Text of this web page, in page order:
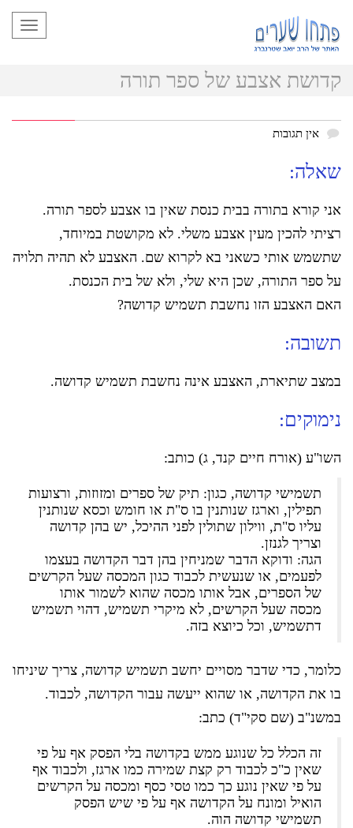
קדושת אצבע של ספר תורה
אין תגובות
שאלה:
אני קורא בתורה בבית כנסת שאין בו אצבע לספר תורה.
רציתי להכין מעין אצבע משלי. לא מקושטת במיוחד,
שתשמש אותי כשאני בא לקרוא שם. האצבע לא תהיה תלויה
על ספר התורה, שכן היא שלי, ולא של בית הכנסת.
האם האצבע הזו נחשבת תשמיש קדושה?
תשובה:
במצב שתיארת, האצבע אינה נחשבת תשמיש קדושה.
נימוקים:
השו"ע (אורח חיים קנד, ג) כותב:
תשמישי קדושה, כגון: תיק של ספרים ומזוזות, ורצועות
תפילין, וארגז שנותנין בו ס"ת או חומש וכסא שנותנין
עליו ס"ת, ווילון שתולין לפני ההיכל, יש בהן קדושה
וצריך לגנזן.
הגה: ודוקא הדבר שמניחין בהן דבר הקדושה בעצמו
לפעמים, או שנעשית לכבוד כגון המכסה שעל הקרשים
של הספרים, אבל אותו מכסה שהוא לשמור אותו
מכסה שעל הקרשים, לא מיקרי תשמיש, דהוי תשמיש
דתשמיש, וכל כיוצא בזה.
כלומר, כדי שדבר מסויים יחשב תשמיש קדושה, צריך שיניחו
בו את הקדושה, או שהוא ייעשה עבור הקדושה, לכבוד.
במשנ"ב (שם סקי"ד) כתב:
זה הכלל כל שנוגע ממש בקדושה בלי הפסק אף על פי
שאין כ"כ לכבוד רק קצת שמירה כמו ארגז, ולכבוד אף
על פי שאין נוגע כך כמו טסי כסף ומכסה על הקרשים
הואיל ומונח על הקדושה אף על פי שיש הפסק
תשמישי קדושה הוה.